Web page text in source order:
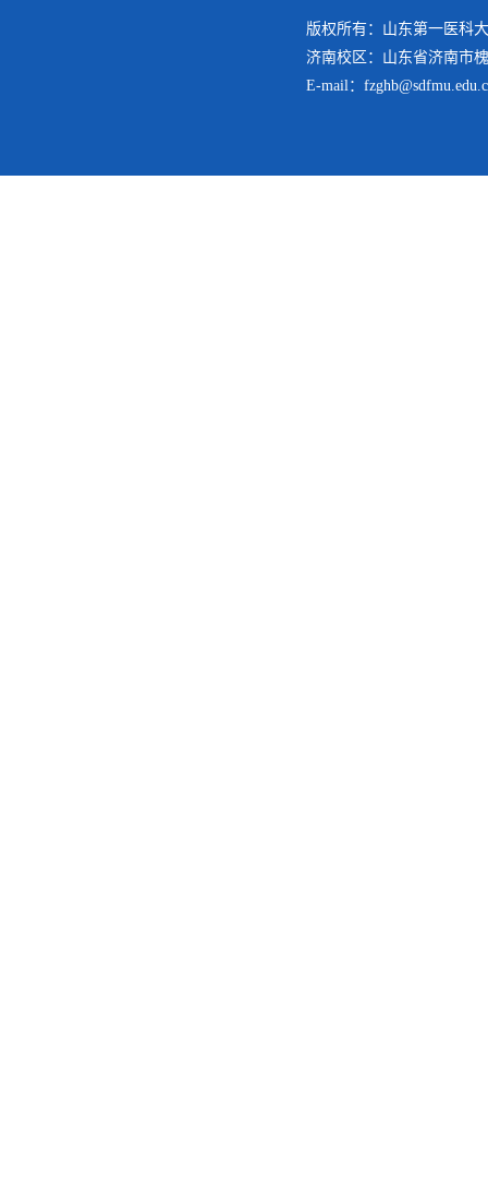
版权所有：山东第一医科
济南校区：山东省济南市
E-mail：